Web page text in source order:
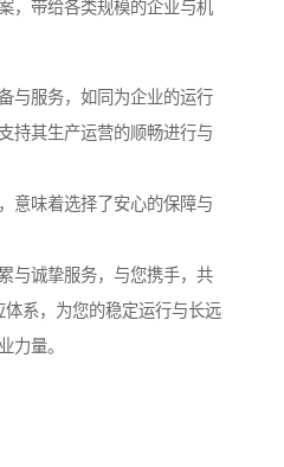
，带给各类规模的企业与机
与服务，如同为企业的运行
持其生产运营的顺畅进行与
意味着选择了安心的保障与
与诚挚服务，与您携手，共
系，为您的稳定运行与长远
力量。